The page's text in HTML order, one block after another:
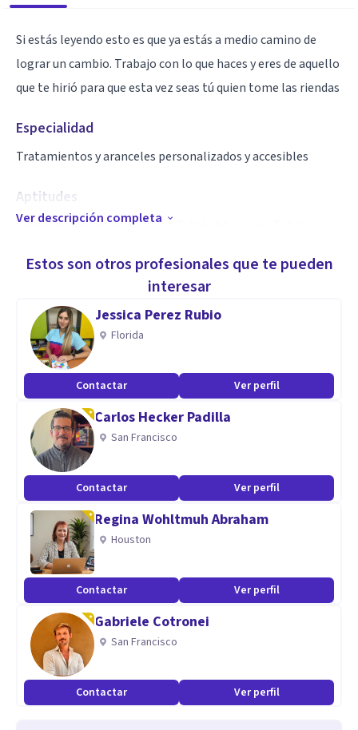
Si estás leyendo esto es que ya estás a medio camino de
lograr un cambio. Trabajo con lo que haces y eres de aquello
que te hirió para que esta vez seas tú quien tome las riendas
Especialidad
Tratamientos y aranceles personalizados y accesibles
Aptitudes
Depresión Ansiedad Angustia Estrés Adicciones Fobias
Ver descripción completa
Estos son otros profesionales que te pueden
interesar
Jessica Perez Rubio
Florida
Contactar Ver perfil
Carlos Hecker Padilla
San Francisco
Contactar Ver perfil
Regina Wohltmuh Abraham
Houston
Contactar Ver perfil
Gabriele Cotronei
San Francisco
Contactar Ver perfil